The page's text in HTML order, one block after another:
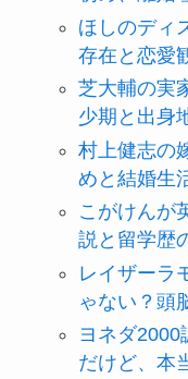
ほしのディ
存在と恋愛
芝大輔の実
少期と出身
村上健志の
めと結婚生
こがけんが
説と留学歴
レイザーラ
ゃない？頭
ヨネダ2000
だけど、本